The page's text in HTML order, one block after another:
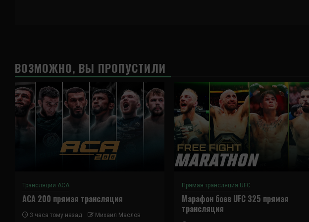
ВОЗМОЖНО, ВЫ ПРОПУСТИЛИ
Трансляции ACA
ACA 200 прямая трансляция
3 часа тому назад Михаил Маслов
Прямая трансляция UFC
Марафон боев UFC 325 прямая
трансляция